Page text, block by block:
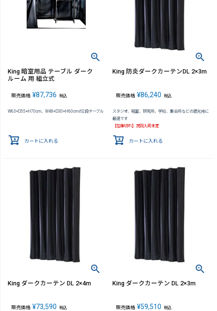
King 暗室用品 テーブル ダーク
ルーム 用 組立式
販売価格 ¥87,736 税込
W63×D55×H70cm、W48×D30×H60cmの2段テーブル
カートに入れる
King 防炎ダークカーテンDL 2×3m
販売価格 ¥86,240 税込
スタジオ、暗室、研究所、学校、集会所などの遮光用に
最適です
【在庫切れ】次回入荷未定
カートに入れる
King ダークカーテン DL 2×4m
販売価格 ¥73,590 税込
King ダークカーテン DL 2×3m
販売価格 ¥59,510 税込